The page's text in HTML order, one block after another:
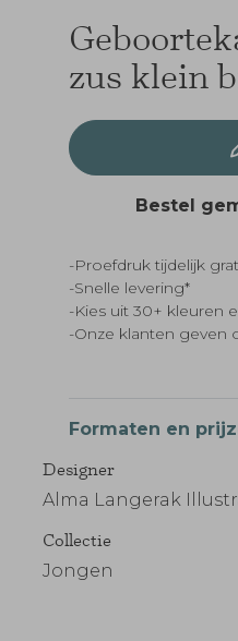
zus klein
Bestel
-Proefdruk tijdelijk
-Snelle levering*
-Kies uit 30+ kleuren
-Onze klanten geven
Formaten en
Designer
Alma Langerak
Collectie
Jongen